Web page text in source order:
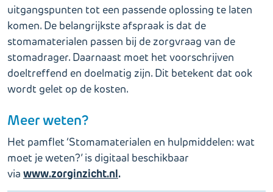
uitgangspunten tot een passende oplossing te laten
komen. De belangrijkste afspraak is dat de
stomamaterialen passen bij de zorgvraag van de
stomadrager. Daarnaast moet het voorschrijven
doeltreffend en doelmatig zijn. Dit betekent dat ook
wordt gelet op de kosten.
Meer weten?
Het pamflet ‘Stomamaterialen en hulpmiddelen: wat
moet je weten?’ is digitaal beschikbaar
via www.zorginzicht.nl.